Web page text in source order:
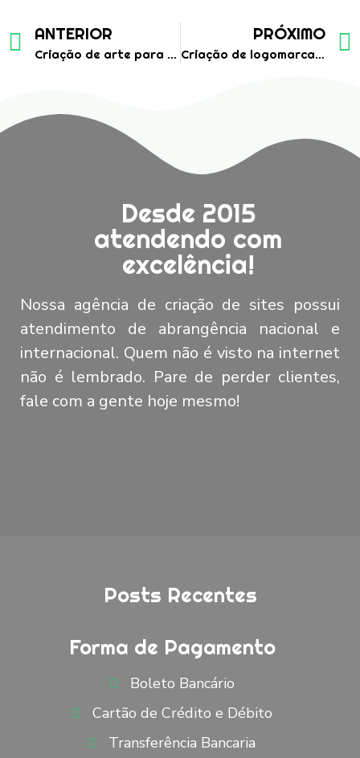
ANTERIOR
Criação de arte para as redes sociais de dias das mães
PRÓXIMO
Criação de logomarca profissional para empresa de designer
Desde 2015
atendendo com
excelência!
Nossa agência de criação de sites possui
atendimento de abrangência nacional e
internacional. Quem não é visto na internet
não é lembrado. Pare de perder clientes,
fale com a gente hoje mesmo!
Posts Recentes
Forma de Pagamento
Boleto Bancário
Cartão de Crédito e Débito
Transferência Bancaria